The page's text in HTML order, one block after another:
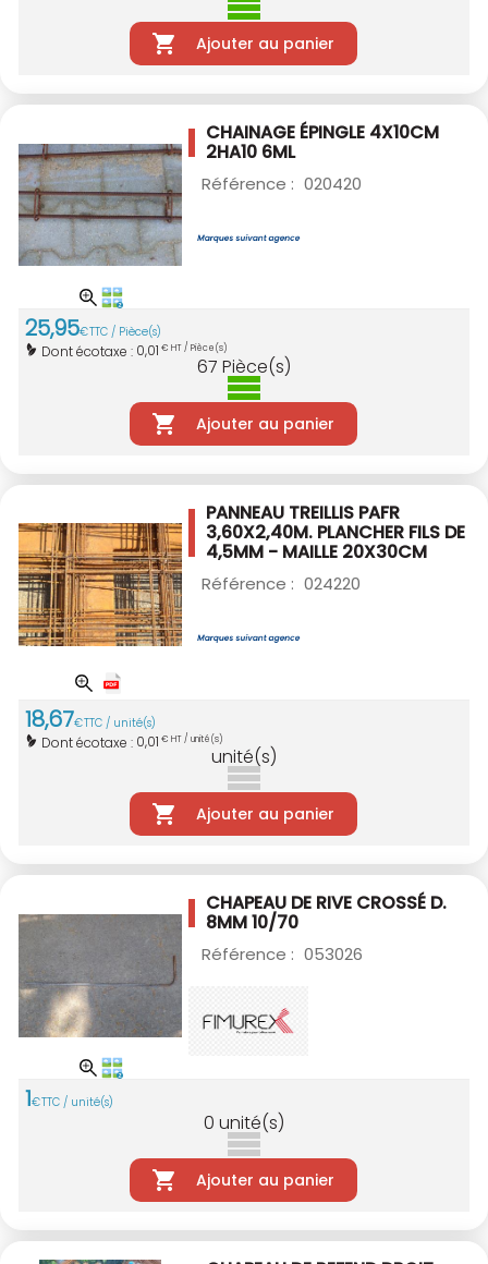
Ajouter au panier
CHAINAGE ÉPINGLE 4X10CM
2HA10 6ML
Référence : 020420
25,95€TTC / Pièce(s)
Dont écotaxe : 0,01 € HT / Pièce(s)
67 Pièce(s)
Ajouter au panier
PANNEAU TREILLIS PAFR
3,60X2,40M. PLANCHER FILS DE
4,5MM - MAILLE 20X30CM
Référence : 024220
18,67€TTC / unité(s)
Dont écotaxe : 0,01 € HT / unité(s)
unité(s)
Ajouter au panier
CHAPEAU DE RIVE CROSSÉ D.
8MM 10/70
Référence : 053026
1€TTC / unité(s)
0 unité(s)
Ajouter au panier